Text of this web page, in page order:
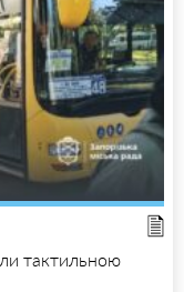
тактильною